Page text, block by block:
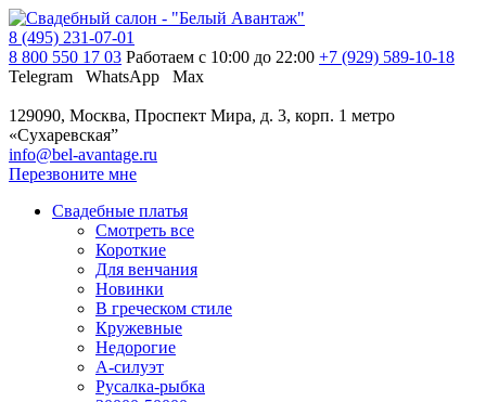
8 (495) 231-07-01
8 800 550 17 03 Работаем с 10:00 до 22:00 +7 (929) 589-10-18
Telegram
WhatsApp Max
129090, Москва, Проспект Мира, д. 3, корп. 1 метро
«Сухаревская”
info@bel-avantage.ru
Перезвоните мне
Свадебные платья
Смотреть все
Короткие
Для венчания
Новинки
В греческом стиле
Кружевные
Недорогие
А-силуэт
Русалка-рыбка